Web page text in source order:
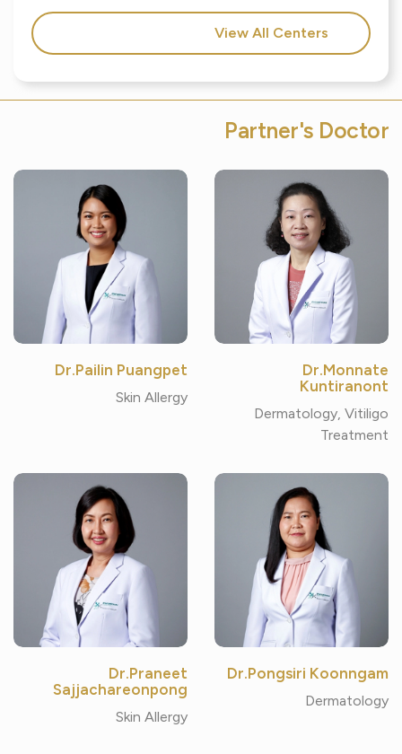
View All Centers
Partner's Doctor
Dr.Monnate
Kuntiranont
Dermatology, Vitiligo
Treatment
Dr.Pailin Puangpet
Skin Allergy
Dr.Pongsiri Koonngam
Dermatology
Dr.Praneet
Sajjachareonpong
Skin Allergy